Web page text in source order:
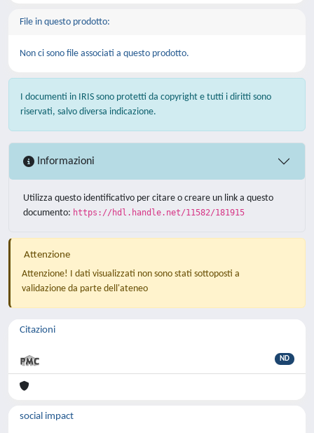
File in questo prodotto:
Non ci sono file associati a questo prodotto.
I documenti in IRIS sono protetti da copyright e tutti i diritti sono
riservati, salvo diversa indicazione.
Informazioni
Utilizza questo identificativo per citare o creare un link a questo
documento: https://hdl.handle.net/11582/181915
Attenzione
Attenzione! I dati visualizzati non sono stati sottoposti a
validazione da parte dell'ateneo
Citazioni
ND
social impact